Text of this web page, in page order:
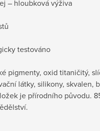
– hloubková výživa
testováno
pigmenty, oxid titaničitý,
látky, silikony, skvalen,
je přírodního původu.